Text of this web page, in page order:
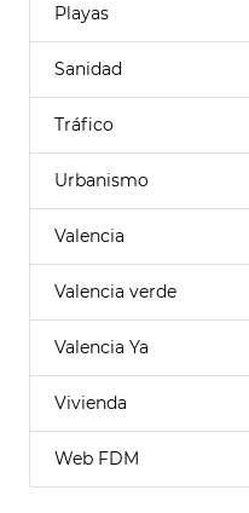
Playas
Sanidad
Tráfico
Urbanismo
Valencia
Valencia verde
Valencia Ya
Vivienda
Web FDM